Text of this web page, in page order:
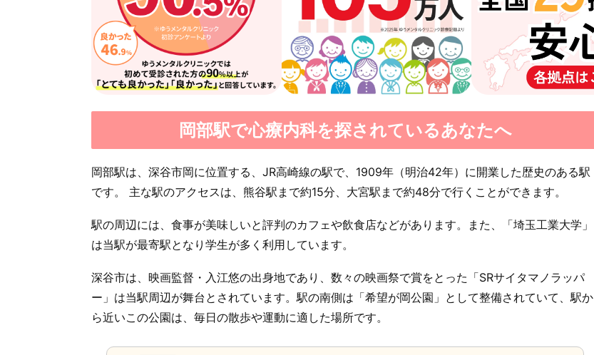
岡部駅で心療内科を探されているあなたへ
岡部駅は、深谷市岡に位置する、JR高崎線の駅で、1909年（明治42年）に開業した歴史のある駅
です。 主な駅のアクセスは、熊谷駅まで約15分、大宮駅まで約48分で行くことができます。
駅の周辺には、食事が美味しいと評判のカフェや飲食店などがあります。また、「埼玉工業大学」
は当駅が最寄駅となり学生が多く利用しています。
深谷市は、映画監督・入江悠の出身地であり、数々の映画祭で賞をとった「SRサイタマノラッパ
ー」は当駅周辺が舞台とされています。駅の南側は「希望が岡公園」として整備されていて、駅か
ら近いこの公園は、毎日の散歩や運動に適した場所です。